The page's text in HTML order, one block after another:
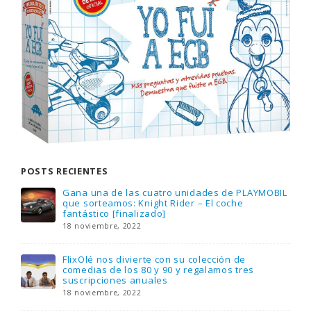
POSTS RECIENTES
Gana una de las cuatro unidades de PLAYMOBIL
que sorteamos: Knight Rider – El coche
fantástico [finalizado]
18 noviembre, 2022
FlixOlé nos divierte con su colección de
comedias de los 80 y 90 y regalamos tres
suscripciones anuales
18 noviembre, 2022